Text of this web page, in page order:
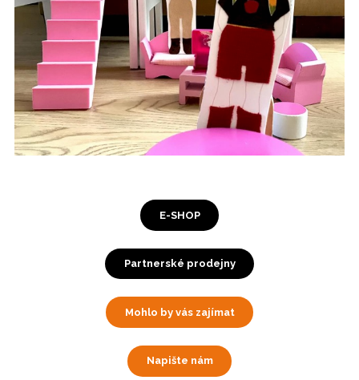
E-SHOP
Partnerské prodejny
Mohlo by vás zajímat
Napište nám